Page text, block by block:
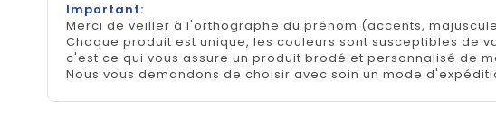
Important:
Merci de veiller à l'orthographe du prénom (accents,
Chaque produit est unique, les couleurs sont susceptibles de
c'est ce qui vous assure un produit brodé et personnalisé de
Nous vous demandons de choisir avec soin un mode